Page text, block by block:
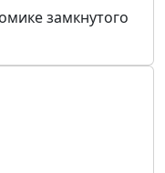
замкнутого